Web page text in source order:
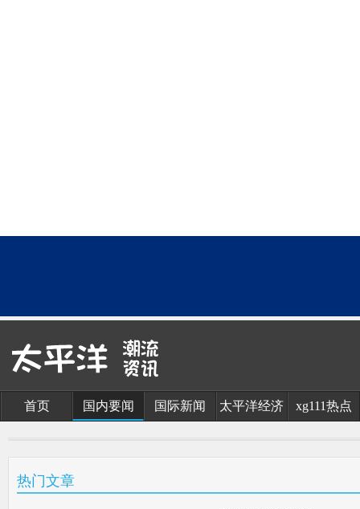
首页 国内要闻 国际新闻 太平洋经济 xg111热点
热门文章